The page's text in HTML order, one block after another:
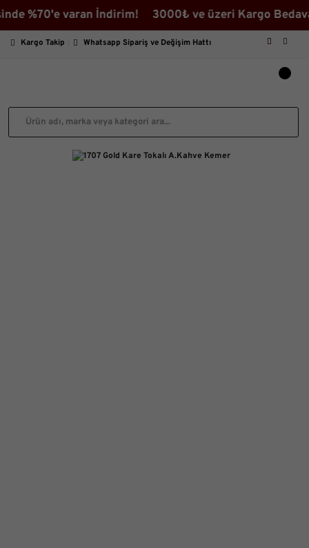
varan İndirim! 3000₺ ve üzeri Kargo Bedava
Kargo Takip Whatsapp Sipariş ve Değişim Hattı